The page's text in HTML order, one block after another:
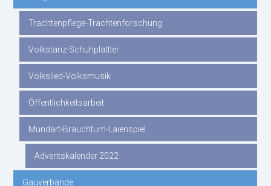
Trachtenpflege-Trachtenforschung
Volkstanz-Schuhplattler
Volkslied-Volksmusik
Öffentlichkeitsarbeit
Mundart-Brauchtum-Laienspiel
Adventskalender 2022
Gauverbände